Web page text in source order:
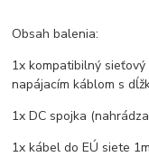
Obsah balenia:
1x kompatibilný
napájacím káblom s
1x DC spojka
1x kábel do EÚ siete